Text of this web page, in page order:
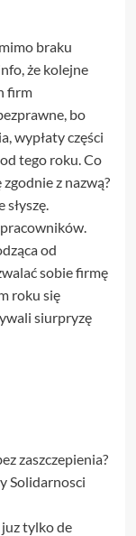
braku
że kolejne
firm
bo
wypłaty części
tego roku. Co
z nazwą?
słyszę.
od
sobie firmę
roku się
siurpryzę
zaszczepienia?
Solidarnosci
tylko de